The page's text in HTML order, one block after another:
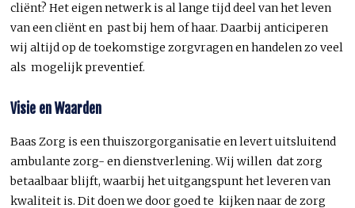
cliënt? Het eigen netwerk is al lange tijd deel van het leven
van een cliënt en past bij hem of haar. Daarbij anticiperen
wij altijd op de toekomstige zorgvragen en handelen zo veel
als mogelijk preventief.
Visie en Waarden
Baas Zorg is een thuiszorgorganisatie en levert uitsluitend
ambulante zorg- en dienstverlening. Wij willen dat zorg
betaalbaar blijft, waarbij het uitgangspunt het leveren van
kwaliteit is. Dit doen we door goed te kijken naar de zorg